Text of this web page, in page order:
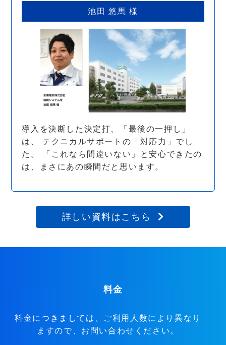
池田 悠馬 様
導入を決断した決定打、「最後の一押し」
は、 テクニカルサポートの「対応力」でし
た。 「これなら間違いない」と安心できたの
は、まさにあの瞬間だと思います。
詳しい資料はこちら
料金
料金につきましては、ご利用人数により異なり
ますので、お問い合わせください。